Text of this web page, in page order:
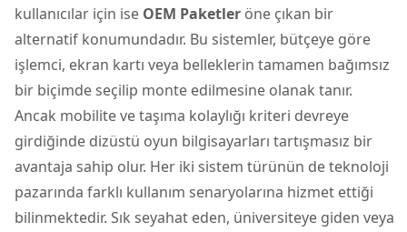
kullanıcılar için ise OEM Paketler öne çıkan bir
alternatif konumundadır. Bu sistemler, bütçeye göre
işlemci, ekran kartı veya belleklerin tamamen bağımsız
bir biçimde seçilip monte edilmesine olanak tanır.
Ancak mobilite ve taşıma kolaylığı kriteri devreye
girdiğinde dizüstü oyun bilgisayarları tartışmasız bir
avantaja sahip olur. Her iki sistem türünün de teknoloji
pazarında farklı kullanım senaryolarına hizmet ettiği
bilinmektedir. Sık seyahat eden, üniversiteye giden veya